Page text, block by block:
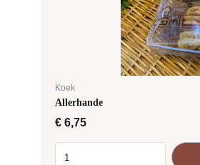
Koek
Allerhande
€ 6,75